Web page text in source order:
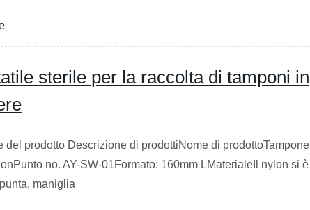
sterile per la raccolta di tamponi in
del prodotto Descrizione di prodottiNome di prodottoTampone
no. AY-SW-01Formato: 160mm LMaterialeIl nylon si è
maniglia